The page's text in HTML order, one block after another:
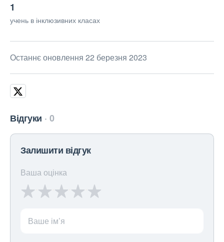
1
учень в інклюзивних класах
Останнє оновлення 22 березня 2023
Відгуки 0
Залишити відгук
Ваша оцінка
Ваше ім’я